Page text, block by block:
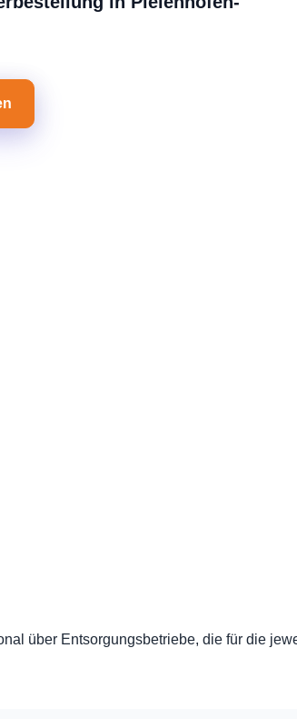
über Entsorgungsbetriebe, die für die